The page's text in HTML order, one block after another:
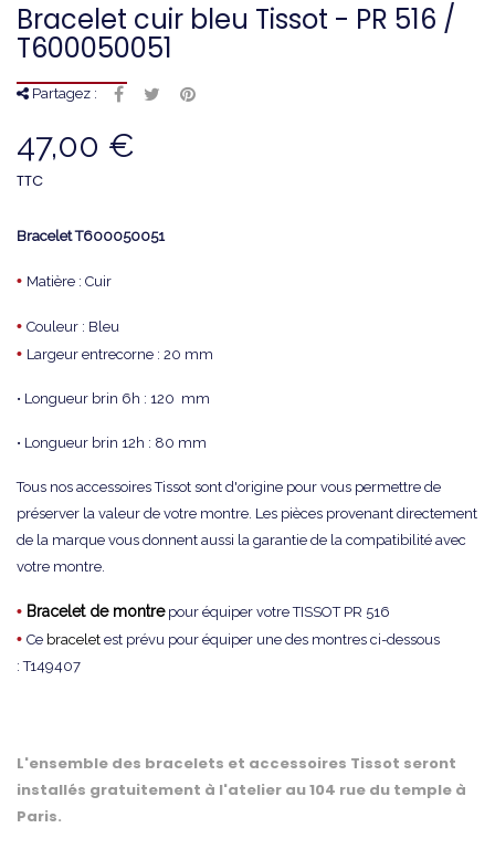
Bracelet cuir bleu Tissot - PR 516 /
T600050051
Partagez :
47,00 €
TTC
BraceletT600050051
• Matière : Cuir
• Couleur : Bleu
• Largeur entrecorne : 20 mm
• Longueur brin 6h : 120 mm
• Longueur brin 12h : 80 mm
Tous nos accessoires Tissot sont d'origine pour vous permettre de
préserver la valeur de votre montre. Les pièces provenant directement
de la marque vous donnent aussi la garantie de la compatibilité avec
votre montre.
• Bracelet de montrepour équiper votre TISSOT PR 516
• Ce bracelet est prévu pour équiper une des montres ci-dessous
: T149407
L'ensemble des bracelets et accessoires Tissot seront
installés gratuitement à l'atelier au 104 rue du temple à
Paris.